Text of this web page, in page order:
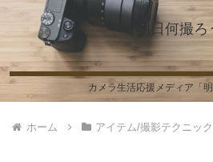
明日何撮ろ
カメラ生活応援メディア「明
ホーム アイテム/撮影テクニック